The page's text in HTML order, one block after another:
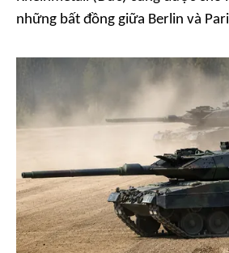
những bất đồng giữa Berlin và